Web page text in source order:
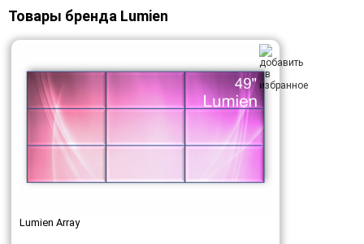
Товары бренда Lumien
Lumien Array